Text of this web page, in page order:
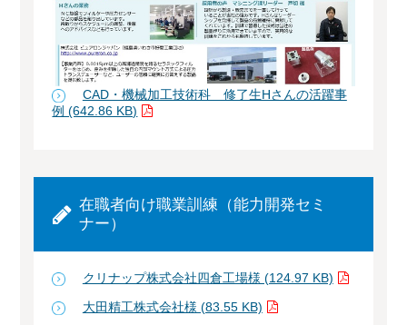
CAD・機械加工技術科 修了生Hさんの活躍事
例 (642.86 KB)
在職者向け職業訓練（能力開発セミ
ナー）
クリナップ株式会社四倉工場様 (124.97 KB)
大田精工株式会社様 (83.55 KB)